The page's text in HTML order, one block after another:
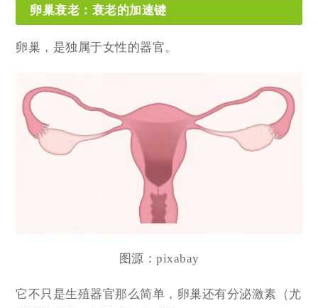
卵巢衰老：衰老的加速键
卵巢，是独属于女性的器官。
图源： pixabay
它不只是生殖器官那么简单，卵巢还有分泌激素（尤